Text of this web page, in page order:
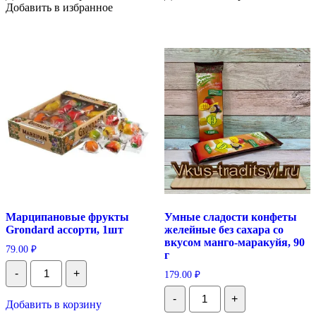
корицей,
Добавить в избранное
Марципановые фрукты
Grondard ассорти, 1шт
79.00 ₽
-
Количество
Марципановые
фрукты
ассорти,
+
Добавить в корзину
Умные сладости конфеты
желейные без сахара со
вкусом манго-маракуйя, 90
г
179.00 ₽
-
Количество
Умные
сладости
+